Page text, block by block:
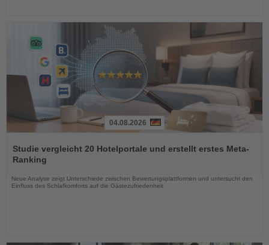
Sie
die
Nachrichten
04.08.2026
Studie vergleicht 20 Hotelportale und erstellt erstes Meta-
Ranking
Neue Analyse zeigt Unterschiede zwischen Bewertungsplattformen und untersucht den
Einfluss des Schlafkomforts auf die Gästezufriedenheit